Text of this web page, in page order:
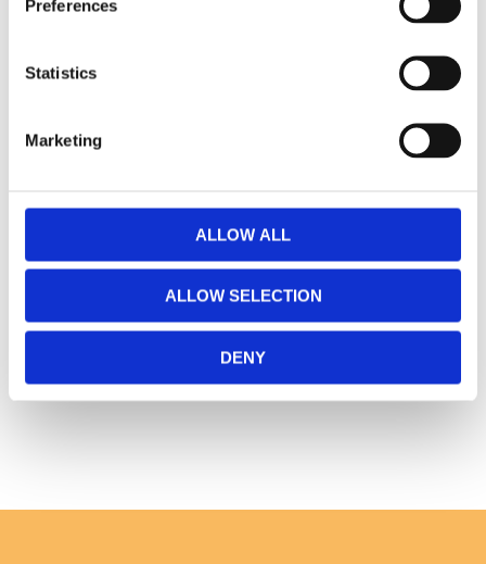
Preferences
Statistics
Marketing
ALLOW ALL
ALLOW SELECTION
DENY
Omdömen
Bli den första att lämna ett omdöme.